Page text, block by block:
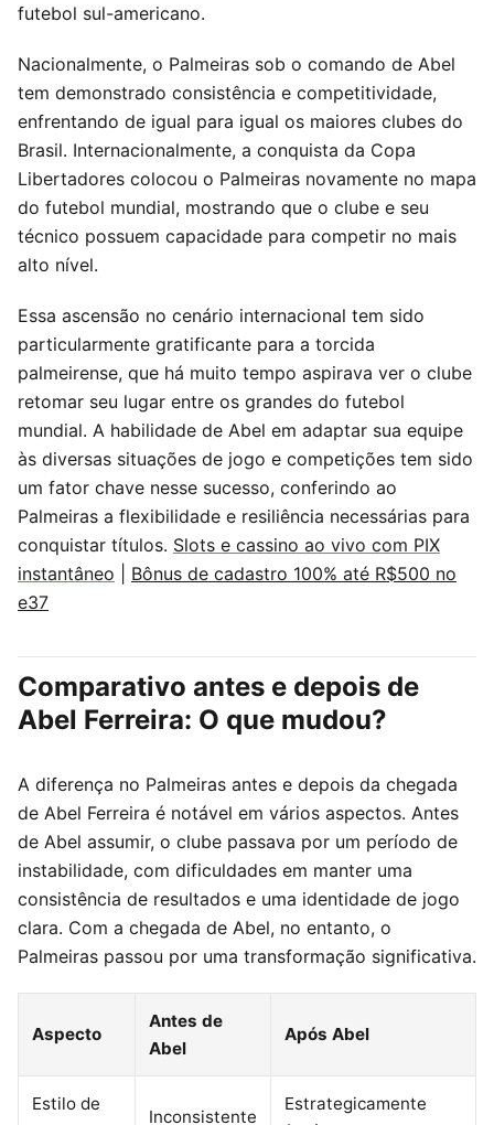
futebol sul-americano.
Nacionalmente, o Palmeiras sob o comando de Abel
tem demonstrado consistência e competitividade,
enfrentando de igual para igual os maiores clubes do
Brasil. Internacionalmente, a conquista da Copa
Libertadores colocou o Palmeiras novamente no mapa
do futebol mundial, mostrando que o clube e seu
técnico possuem capacidade para competir no mais
alto nível.
Essa ascensão no cenário internacional tem sido
particularmente gratificante para a torcida
palmeirense, que há muito tempo aspirava ver o clube
retomar seu lugar entre os grandes do futebol
mundial. A habilidade de Abel em adaptar sua equipe
às diversas situações de jogo e competições tem sido
um fator chave nesse sucesso, conferindo ao
Palmeiras a flexibilidade e resiliência necessárias para
conquistar títulos. Slots e cassino ao vivo com PIX
instantâneo
Bônus de cadastro 100% até R$500 no
e37
Comparativo antes e depois de
Abel Ferreira: O que mudou?
A diferença no Palmeiras antes e depois da chegada
de Abel Ferreira é notável em vários aspectos. Antes
de Abel assumir, o clube passava por um período de
instabilidade, com dificuldades em manter uma
consistência de resultados e uma identidade de jogo
clara. Com a chegada de Abel, no entanto, o
Palmeiras passou por uma transformação significativa.
Aspecto
Antes de
Abel
Após Abel
Estilo de
Inconsistente
Estrategicamente